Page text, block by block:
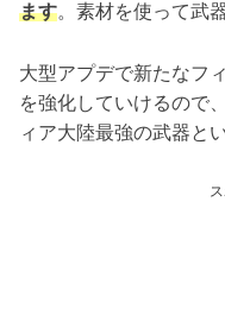
ます。素材を使って武
大型アプデで新たなフ
を強化していけるので
ィア大陸最強の武器と